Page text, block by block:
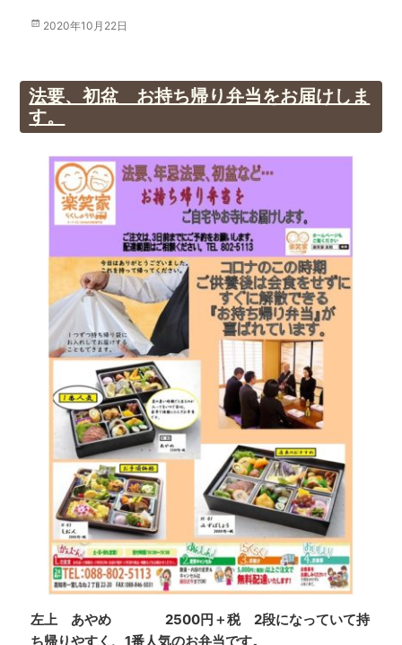
投
2020年10月22日
法要、初盆 お持ち帰り弁当をお届けしま
す。
左上 あやめ 2500円＋税 2段になっていて持
ち帰りやすく、1番人気のお弁当です。